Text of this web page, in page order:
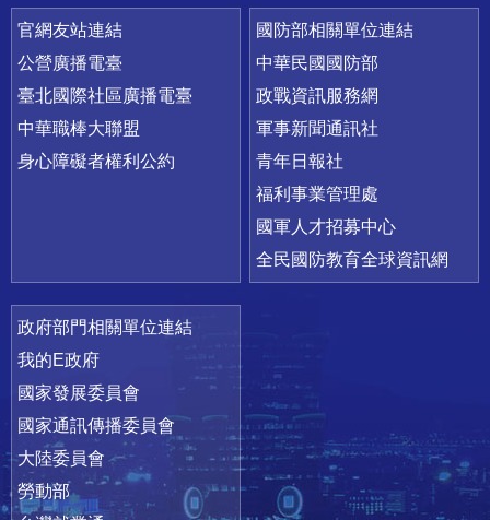
官網友站連結
公營廣播電臺
臺北國際社區廣播電臺
中華職棒大聯盟
身心障礙者權利公約
國防部相關單位連結
中華民國國防部
政戰資訊服務網
軍事新聞通訊社
青年日報社
福利事業管理處
國軍人才招募中心
全民國防教育全球資訊網
政府部門相關單位連結
我的E政府
國家發展委員會
國家通訊傳播委員會
大陸委員會
勞動部